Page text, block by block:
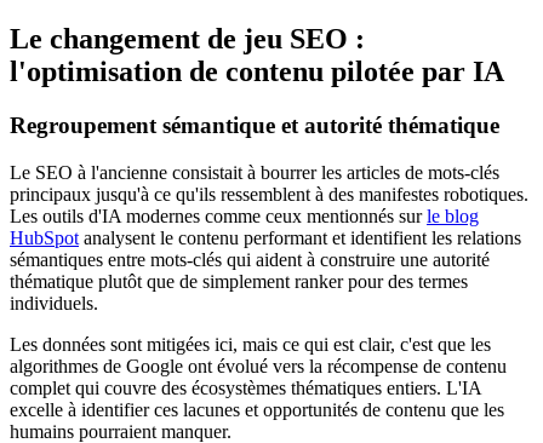
Le changement de jeu SEO :
l'optimisation de contenu pilotée par IA
Regroupement sémantique et autorité thématique
Le SEO à l'ancienne consistait à bourrer les articles de mots-clés
principaux jusqu'à ce qu'ils ressemblent à des manifestes robotiques.
Les outils d'IA modernes comme ceux mentionnés surle blog
HubSpot analysent le contenu performant et identifient les relations
sémantiques entre mots-clés qui aident à construire une autorité
thématique plutôt que de simplement ranker pour des termes
individuels.
Les données sont mitigées ici, mais ce qui est clair, c'est que les
algorithmes de Google ont évolué vers la récompense de contenu
complet qui couvre des écosystèmes thématiques entiers. L'IA
excelle à identifier ces lacunes et opportunités de contenu que les
humains pourraient manquer.